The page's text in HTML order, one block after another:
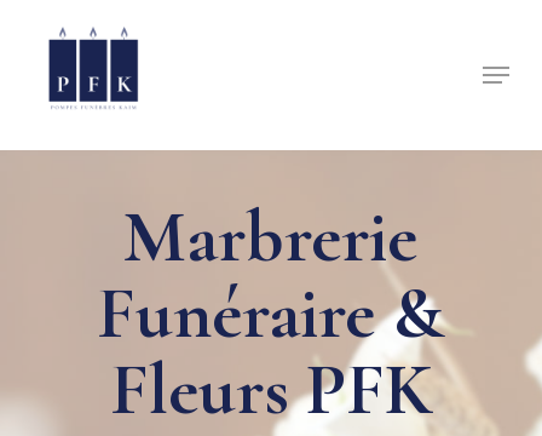
Menu
Marbrerie
Funéraire &
Fleurs PFK
Close